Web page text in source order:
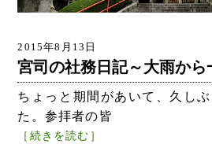
2015年8月13日
宮司の社務日記～大雨か
ちょっと期間があいて、久し
た。参拝者の皆
［続きを読む］